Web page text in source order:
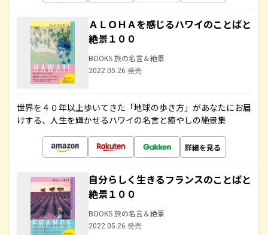
ＡＬＯＨＡを感じるハワイのことばと
絶景１００
BOOKS 旅の名言＆絶景
2022.05.26 発売
世界を４０年以上歩いてきた「地球の歩き方」があなたにお届
けする、人生を輝かせるハワイの名言と癒やしの絶景集
詳細を見る
自分らしく生きるフランスのことばと
絶景１００
BOOKS 旅の名言＆絶景
2022.05.26 発売